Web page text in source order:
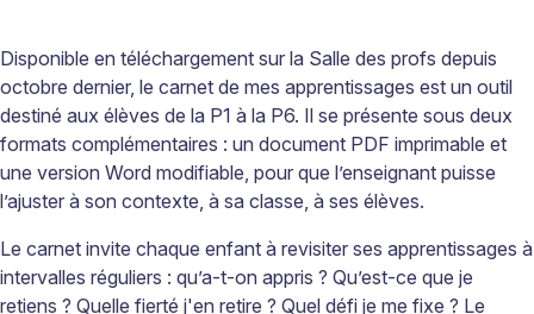
Disponible en téléchargement sur la Salle des profs depuis
octobre dernier, le carnet de mes apprentissages est un outil
destiné aux élèves de la P1 à la P6. Il se présente sous deux
formats complémentaires : un document PDF imprimable et
une version Word modifiable, pour que l’enseignant puisse
l’ajuster à son contexte, à sa classe, à ses élèves.
Le carnet invite chaque enfant à revisiter ses apprentissages à
intervalles réguliers : qu’a-t-on appris ? Qu’est-ce que je
retiens ? Quelle fierté j'en retire ? Quel défi je me fixe ? Le